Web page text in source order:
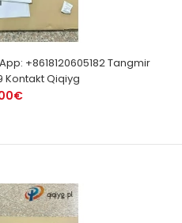
+8618120605182 Tangmir
Kontakt Qiqiyg